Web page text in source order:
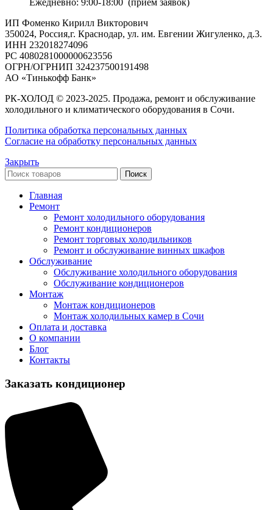
Ежедневно: 9:00-18:00 (прием заявок)
ИП Фоменко Кирилл Викторович
350024, Россия,г. Краснодар, ул. им. Евгении Жигуленко, д.3.
ИНН 232018274096
РС 4080281000000623556
ОГРН/ОГРНИП 324237500191498
АО «Тинькофф Банк»
РК-ХОЛОД © 2023-2025. Продажа, ремонт и обслуживание
холодильного и климатического оборудования в Сочи.
Политика обработка персональных данных
Согласие на обработку персональных данных
Закрыть
Поиск
Главная
Ремонт
Ремонт холодильного оборудования
Ремонт кондиционеров
Ремонт торговых холодильников
Ремонт и обслуживание винных шкафов
Обслуживание
Обслуживание холодильного оборудования
Обслуживание кондиционеров
Монтаж
Монтаж кондиционеров
Монтаж холодильных камер в Сочи
Оплата и доставка
О компании
Блог
Контакты
Заказать кондиционер